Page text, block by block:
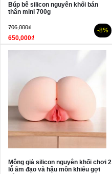
Búp bê silicon nguyên khối bán
thân mini 700g
706,000₫
650,000₫
-8%
Mông giả silicon nguyên khối chơi 2
lỗ âm đạo và hậu môn khiêu gợi